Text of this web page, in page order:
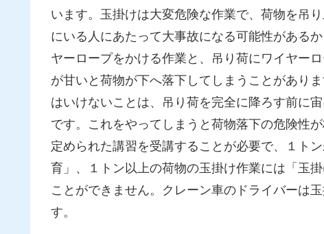
います。玉掛けは大変危険な作業で、荷物を吊
にいる人にあたって大事故になる可能性がある
ヤーロープをかける作業と、吊り荷にワイヤー
が甘いと荷物が下へ落下してしまうことがあり
はいけないことは、吊り荷を完全に降ろす前に
です。これをやってしまうと荷物落下の危険性
定められた講習を受講することが必要で、１ト
育」、１トン以上の荷物の玉掛け作業には「玉
ことができません。クレーン車のドライバーは
す。